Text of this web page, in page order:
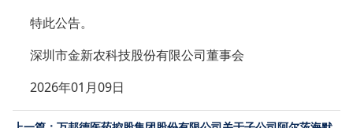
特此公告。
深圳市金新农科技股份有限公司董事会
2026年01月09日